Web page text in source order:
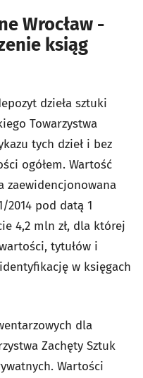
Wrocław -
ksiąg
dzieła sztuki
Towarzystwa
tych dzieł i bez
ogółem. Wartość
zaewidencjonowana
2014 pod datą 1
4,2 mln zł, dla której
tytułów i
w księgach
dla
Zachęty Sztuk
Wartości